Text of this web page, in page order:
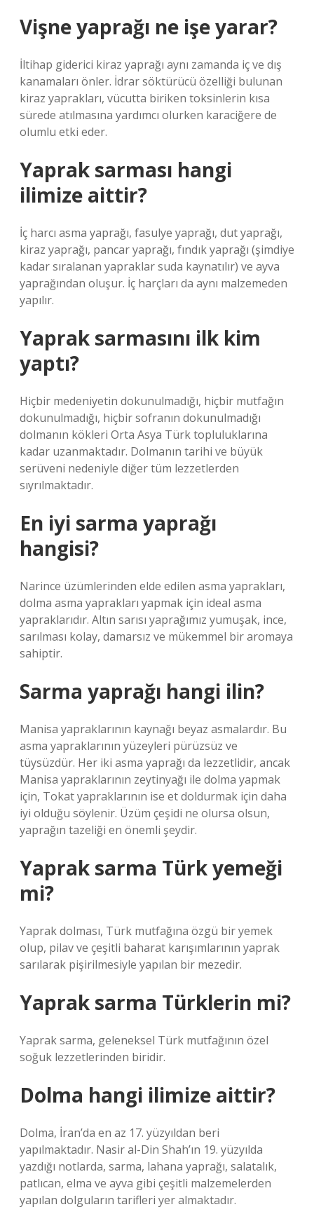
Vişne yaprağı ne işe yarar?
İltihap giderici kiraz yaprağı aynı zamanda iç ve dış
kanamaları önler. İdrar söktürücü özelliği bulunan
kiraz yaprakları, vücutta biriken toksinlerin kısa
sürede atılmasına yardımcı olurken karaciğere de
olumlu etki eder.
Yaprak sarması hangi
ilimize aittir?
İç harcı asma yaprağı, fasulye yaprağı, dut yaprağı,
kiraz yaprağı, pancar yaprağı, fındık yaprağı (şimdiye
kadar sıralanan yapraklar suda kaynatılır) ve ayva
yaprağından oluşur. İç harçları da aynı malzemeden
yapılır.
Yaprak sarmasını ilk kim
yaptı?
Hiçbir medeniyetin dokunulmadığı, hiçbir mutfağın
dokunulmadığı, hiçbir sofranın dokunulmadığı
dolmanın kökleri Orta Asya Türk topluluklarına
kadar uzanmaktadır. Dolmanın tarihi ve büyük
serüveni nedeniyle diğer tüm lezzetlerden
sıyrılmaktadır.
En iyi sarma yaprağı
hangisi?
Narince üzümlerinden elde edilen asma yaprakları,
dolma asma yaprakları yapmak için ideal asma
yapraklarıdır. Altın sarısı yaprağımız yumuşak, ince,
sarılması kolay, damarsız ve mükemmel bir aromaya
sahiptir.
Sarma yaprağı hangi ilin?
Manisa yapraklarının kaynağı beyaz asmalardır. Bu
asma yapraklarının yüzeyleri pürüzsüz ve
tüysüzdür. Her iki asma yaprağı da lezzetlidir, ancak
Manisa yapraklarının zeytinyağı ile dolma yapmak
için, Tokat yapraklarının ise et doldurmak için daha
iyi olduğu söylenir. Üzüm çeşidi ne olursa olsun,
yaprağın tazeliği en önemli şeydir.
Yaprak sarma Türk yemeği
mi?
Yaprak dolması, Türk mutfağına özgü bir yemek
olup, pilav ve çeşitli baharat karışımlarının yaprak
sarılarak pişirilmesiyle yapılan bir mezedir.
Yaprak sarma Türklerin mi?
Yaprak sarma, geleneksel Türk mutfağının özel
soğuk lezzetlerinden biridir.
Dolma hangi ilimize aittir?
Dolma, İran’da en az 17. yüzyıldan beri
yapılmaktadır. Nasir al-Din Shah’ın 19. yüzyılda
yazdığı notlarda, sarma, lahana yaprağı, salatalık,
patlıcan, elma ve ayva gibi çeşitli malzemelerden
yapılan dolguların tarifleri yer almaktadır.